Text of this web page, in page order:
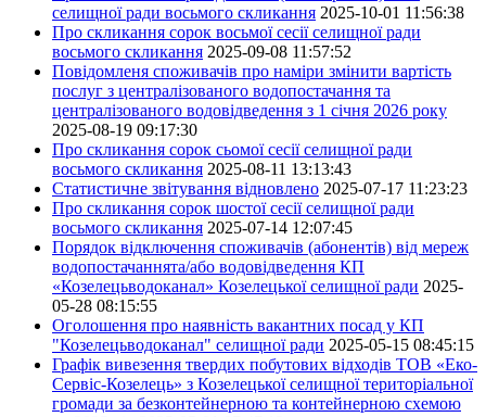
селищної ради восьмого скликання 2025-10-01 11:56:38
Про скликання сорок восьмої сесії селищної ради
восьмого скликання 2025-09-08 11:57:52
Повідомленя споживачів про наміри змінити вартість
послуг з централізованого водопостачання та
централізованого водовідведення з 1 січня 2026 року
2025-08-19 09:17:30
Про скликання сорок сьомої сесії селищної ради
восьмого скликання 2025-08-11 13:13:43
Статистичне звітування відновлено 2025-07-17 11:23:23
Про скликання сорок шостої сесії селищної ради
восьмого скликання 2025-07-14 12:07:45
Порядок відключення споживачів (абонентів) від мереж
водопостачаннята/або водовідведення КП
«Козелецьводоканал» Козелецької селищної ради 2025-
05-28 08:15:55
Оголошення про наявність вакантних посад у КП
"Козелецьводоканал" селищної ради 2025-05-15 08:45:15
Графік вивезення твердих побутових відходів ТОВ «Еко-
Сервіс-Козелець» з Козелецької селищної територіальної
громади за безконтейнерною та контейнерною схемою